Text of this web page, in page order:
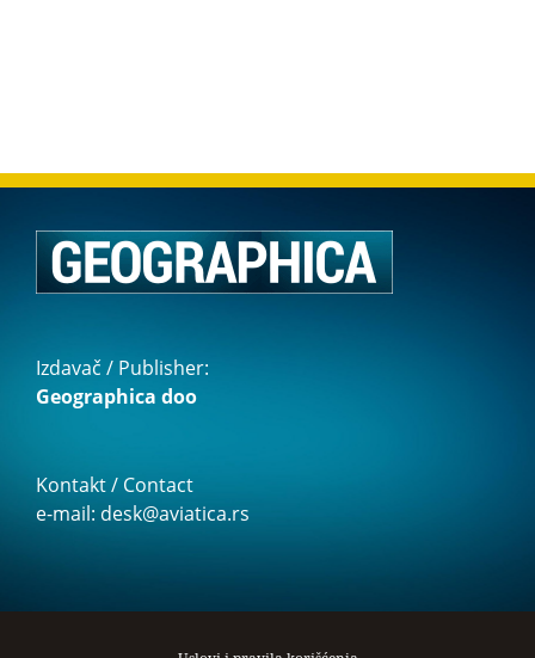
Izdavač / Publisher:
Geographica doo
Kontakt / Contact
e-mail: desk@aviatica.rs